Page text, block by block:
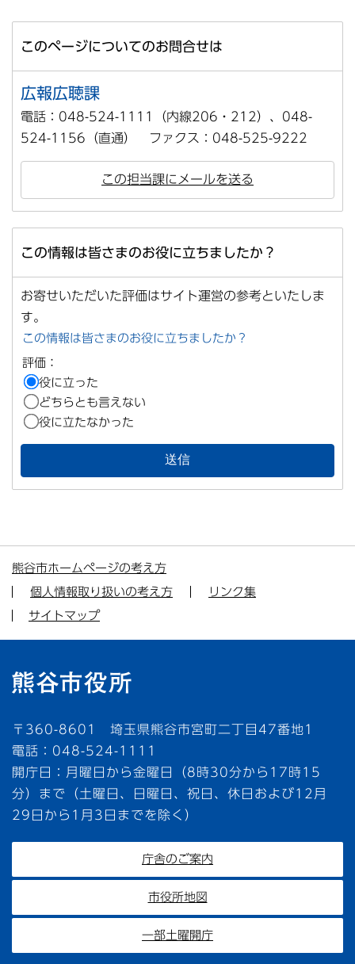
このページについてのお問合せは
広報広聴課
電話：048-524-1111（内線206・212）、048-
524-1156（直通） ファクス：048-525-9222
この担当課にメールを送る
この情報は皆さまのお役に立ちましたか？
お寄せいただいた評価はサイト運営の参考といたしま
す。
この情報は皆さまのお役に立ちましたか？
評価：
役に立った
どちらとも言えない
役に立たなかった
熊谷市ホームページの考え方
個人情報取り扱いの考え方
リンク集
サイトマップ
〒360-8601 埼玉県熊谷市宮町二丁目47番地1
電話：048-524-1111
開庁日：月曜日から金曜日（8時30分から17時15
分）まで（土曜日、日曜日、祝日、休日および12月
29日から1月3日までを除く）
庁舎のご案内
市役所地図
一部土曜開庁